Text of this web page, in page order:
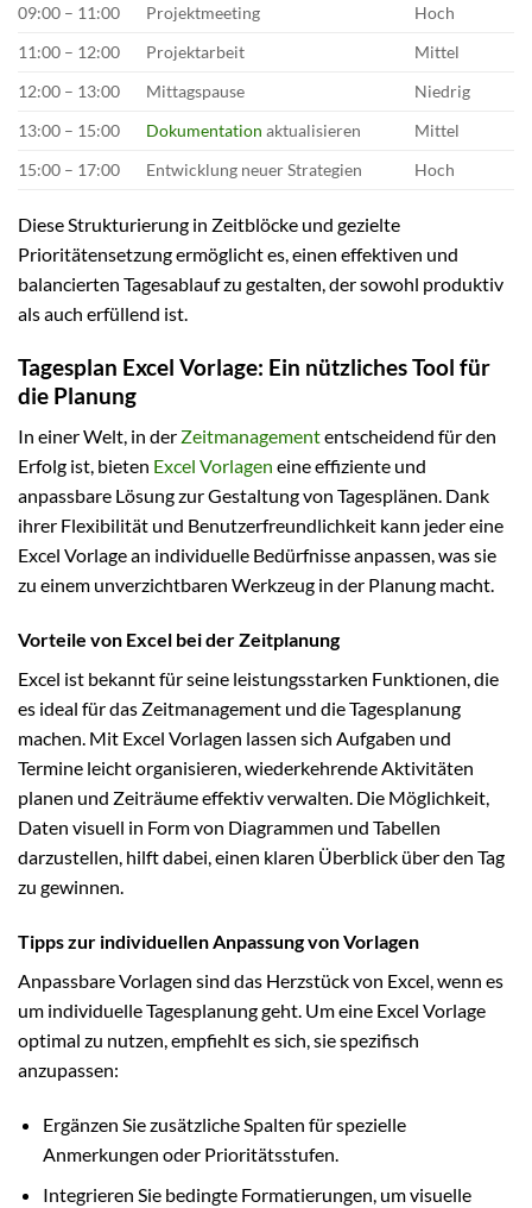
09:00 – 11:00 Projektmeeting
Hoch
11:00 – 12:00
Projektarbeit
Mittel
12:00 – 13:00
Mittagspause
Niedrig
13:00 – 15:00
Dokumentation aktualisieren
Mittel
15:00 – 17:00
Entwicklung neuer Strategien Hoch
Diese Strukturierung in Zeitblöcke und gezielte
Prioritätensetzung ermöglicht es, einen effektiven und
balancierten Tagesablauf zu gestalten, der sowohl produktiv
als auch erfüllend ist.
Tagesplan Excel Vorlage: Ein nützliches Tool für
die Planung
In einer Welt, in der Zeitmanagemententscheidend für den
Erfolg ist, bieten Excel Vorlagen eine effiziente und
anpassbare Lösung zur Gestaltung von Tagesplänen. Dank
ihrer Flexibilität und Benutzerfreundlichkeit kann jeder eine
Excel Vorlage an individuelle Bedürfnisse anpassen, was sie
zu einem unverzichtbaren Werkzeug in der Planung macht.
Vorteile von Excel bei der Zeitplanung
Excel ist bekannt für seine leistungsstarken Funktionen, die
es ideal für das Zeitmanagement und die Tagesplanung
machen. Mit Excel Vorlagen lassen sich Aufgaben und
Termine leicht organisieren, wiederkehrende Aktivitäten
planen und Zeiträume effektiv verwalten. Die Möglichkeit,
Daten visuell in Form von Diagrammen und Tabellen
darzustellen, hilft dabei, einen klaren Überblick über den Tag
zu gewinnen.
Tipps zur individuellen Anpassung von Vorlagen
Anpassbare Vorlagen sind das Herzstück von Excel, wenn es
um individuelle Tagesplanung geht. Um eine Excel Vorlage
optimal zu nutzen, empfiehlt es sich, sie spezifisch
anzupassen:
Ergänzen Sie zusätzliche Spalten für spezielle
Anmerkungen oder Prioritätsstufen.
Integrieren Sie bedingte Formatierungen, um visuelle